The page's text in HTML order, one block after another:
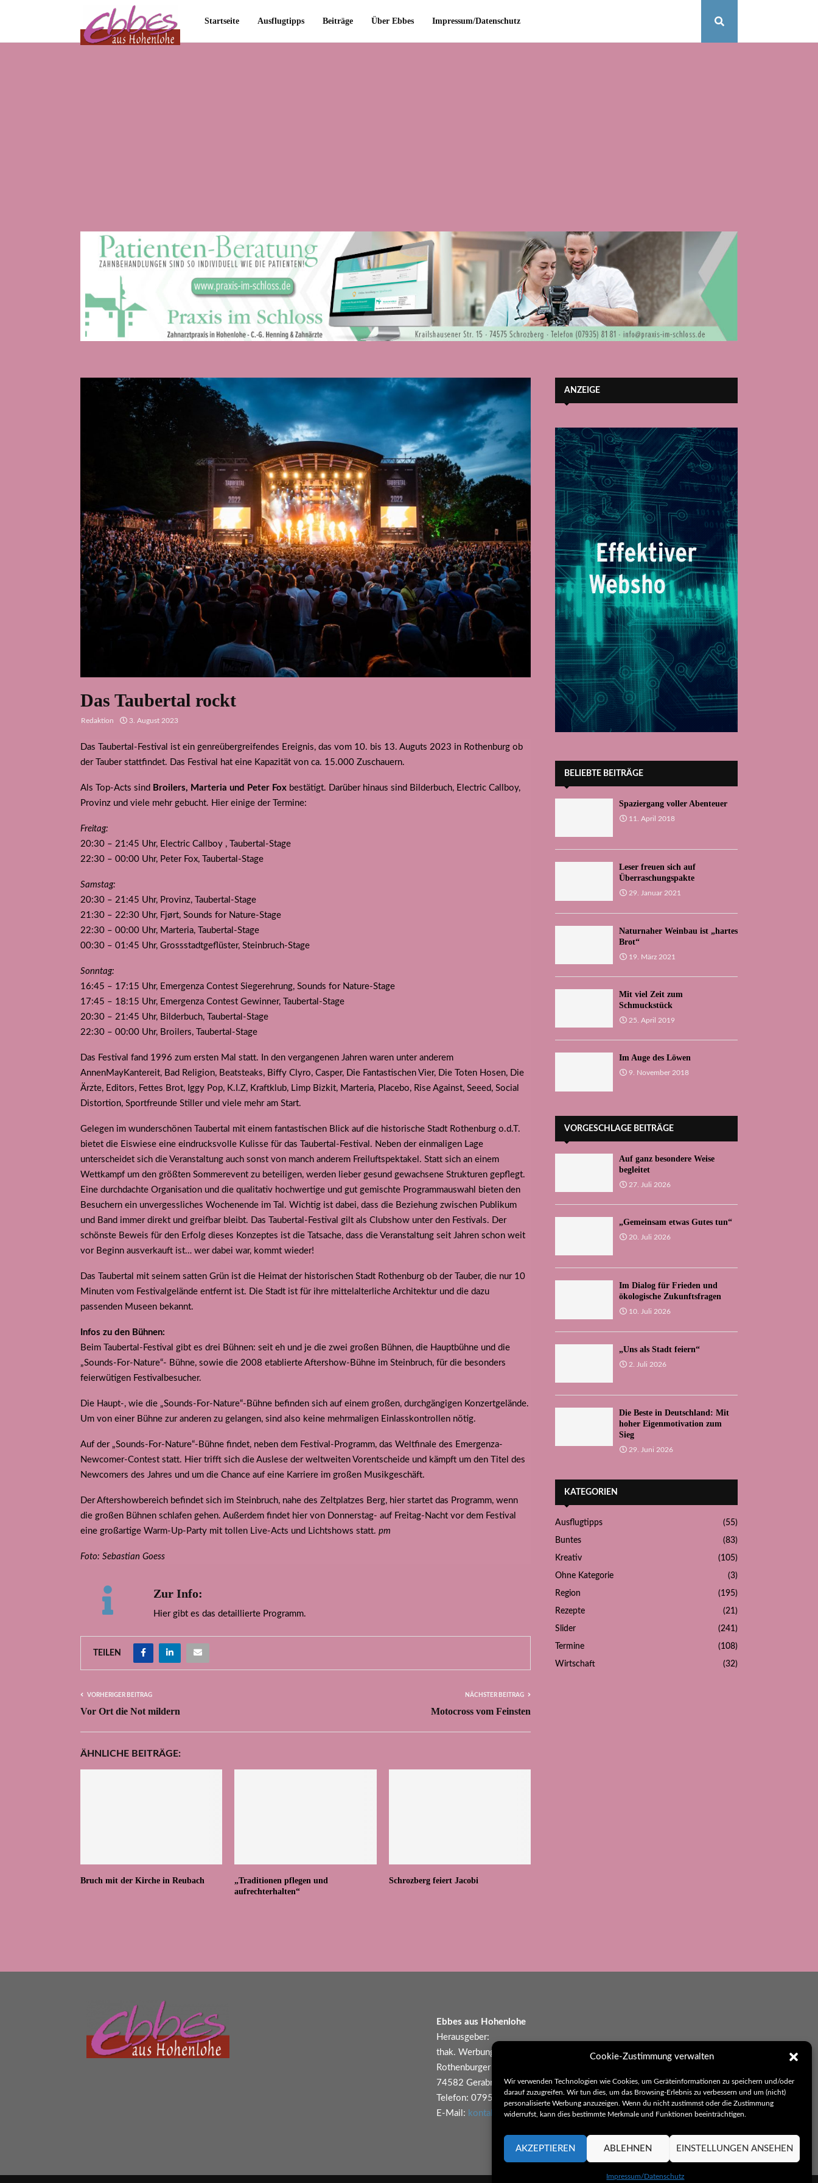
Cookie-Zustimmung verwalten
Wir verwenden Technologien wie Cookies, um Geräteinformationen zu speichern und/oder
darauf zuzugreifen. Wir tun dies, um das Browsing-Erlebnis zu verbessern und um (nicht)
personalisierte Werbung anzuzeigen. Wenn du nicht zustimmst oder die Zustimmung
widerrufst, kann dies bestimmte Merkmale und Funktionen beeinträchtigen.
AKZEPTIEREN ABLEHNEN EINSTELLUNGEN ANSEHEN
Impressum/Datenschutz
Startseite Ausflugtipps Beiträge Über Ebbes Impressum/Datenschutz
Das Taubertal rockt
Redaktion 3. August 2023
Das Taubertal-Festival ist ein genreübergreifendes Ereignis, das vom 10. bis 13. Auguts 2023 in Rothenburg ob
der Tauber stattfindet. Das Festival hat eine Kapazität von ca. 15.000 Zuschauern.
Als Top-Acts sind Broilers, Marteria und Peter Fox bestätigt. Darüber hinaus sind Bilderbuch, Electric Callboy,
Provinz und viele mehr gebucht. Hier einige der Termine:
Freitag:
20:30 – 21:45 Uhr, Electric Callboy , Taubertal-Stage
22:30 – 00:00 Uhr, Peter Fox, Taubertal-Stage
Samstag:
20:30 – 21:45 Uhr, Provinz, Taubertal-Stage
21:30 – 22:30 Uhr, Fjørt, Sounds for Nature-Stage
22:30 – 00:00 Uhr, Marteria, Taubertal-Stage
00:30 – 01:45 Uhr, Grossstadtgeflüster, Steinbruch-Stage
Sonntag:
16:45 – 17:15 Uhr, Emergenza Contest Siegerehrung, Sounds for Nature-Stage
17:45 – 18:15 Uhr, Emergenza Contest Gewinner, Taubertal-Stage
20:30 – 21:45 Uhr, Bilderbuch, Taubertal-Stage
22:30 – 00:00 Uhr, Broilers, Taubertal-Stage
Das Festival fand 1996 zum ersten Mal statt. In den vergangenen Jahren waren unter anderem
AnnenMayKantereit, Bad Religion, Beatsteaks, Biffy Clyro, Casper, Die Fantastischen Vier, Die Toten Hosen, Die
Ärzte, Editors, Fettes Brot, Iggy Pop, K.I.Z, Kraftklub, Limp Bizkit, Marteria, Placebo, Rise Against, Seeed, Social
Distortion, Sportfreunde Stiller und viele mehr am Start.
Gelegen im wunderschönen Taubertal mit einem fantastischen Blick auf die historische Stadt Rothenburg o.d.T.
bietet die Eiswiese eine eindrucksvolle Kulisse für das Taubertal-Festival. Neben der einmaligen Lage
unterscheidet sich die Veranstaltung auch sonst von manch anderem Freiluftspektakel. Statt sich an einem
Wettkampf um den größten Sommerevent zu beteiligen, werden lieber gesund gewachsene Strukturen gepflegt.
Eine durchdachte Organisation und die qualitativ hochwertige und gut gemischte Programmauswahl bieten den
Besuchern ein unvergessliches Wochenende im Tal. Wichtig ist dabei, dass die Beziehung zwischen Publikum
und Band immer direkt und greifbar bleibt. Das Taubertal-Festival gilt als Clubshow unter den Festivals. Der
schönste Beweis für den Erfolg dieses Konzeptes ist die Tatsache, dass die Veranstaltung seit Jahren schon weit
vor Beginn ausverkauft ist… wer dabei war, kommt wieder!
Das Taubertal mit seinem satten Grün ist die Heimat der historischen Stadt Rothenburg ob der Tauber, die nur 10
Minuten vom Festivalgelände entfernt ist. Die Stadt ist für ihre mittelalterliche Architektur und die dazu
passenden Museen bekannt.
Infos zu den Bühnen:
Beim Taubertal-Festival gibt es drei Bühnen: seit eh und je die zwei großen Bühnen, die Hauptbühne und die
„Sounds-For-Nature“- Bühne, sowie die 2008 etablierte Aftershow-Bühne im Steinbruch, für die besonders
feierwütigen Festivalbesucher.
Die Haupt-, wie die „Sounds-For-Nature“-Bühne befinden sich auf einem großen, durchgängigen Konzertgelände.
Um von einer Bühne zur anderen zu gelangen, sind also keine mehrmaligen Einlasskontrollen nötig.
Auf der „Sounds-For-Nature“-Bühne findet, neben dem Festival-Programm, das Weltfinale des Emergenza-
Newcomer-Contest statt. Hier trifft sich die Auslese der weltweiten Vorentscheide und kämpft um den Titel des
Newcomers des Jahres und um die Chance auf eine Karriere im großen Musikgeschäft.
Der Aftershowbereich befindet sich im Steinbruch, nahe des Zeltplatzes Berg, hier startet das Programm, wenn
die großen Bühnen schlafen gehen. Außerdem findet hier von Donnerstag- auf Freitag-Nacht vor dem Festival
eine großartige Warm-Up-Party mit tollen Live-Acts und Lichtshows statt. pm
Foto: Sebastian Goess
Zur Info:
Hier gibt es das detaillierte Programm.
TEILEN
VORHERIGER BEITRAG
Vor Ort die Not mildern
NÄCHSTER BEITRAG
Motocross vom Feinsten
ÄHNLICHE BEITRÄGE:
Bruch mit der Kirche in Reubach
„Traditionen pflegen und
aufrechterhalten“
Schrozberg feiert Jacobi
ANZEIGE
BELIEBTE BEITRÄGE
Spaziergang voller Abenteuer
11. April 2018
Leser freuen sich auf
Überraschungspakte
29. Januar 2021
Naturnaher Weinbau ist „hartes
Brot“
19. März 2021
Mit viel Zeit zum
Schmuckstück
25. April 2019
Im Auge des Löwen
9. November 2018
VORGESCHLAGE BEITRÄGE
Auf ganz besondere Weise
begleitet
27. Juli 2026
„Gemeinsam etwas Gutes tun“
20. Juli 2026
Im Dialog für Frieden und
ökologische Zukunftsfragen
10. Juli 2026
„Uns als Stadt feiern“
2. Juli 2026
Die Beste in Deutschland: Mit
hoher Eigenmotivation zum
Sieg
29. Juni 2026
KATEGORIEN
Ausflugtipps (55)
Buntes (83)
Kreativ (105)
Ohne Kategorie (3)
Region (195)
Rezepte (21)
Slider (241)
Termine (108)
Wirtschaft (32)
Ebbes aus Hohenlohe
Herausgeber:
thak. Werbung und Kommunikation
Rothenburger Str. 26
74582 Gerabronn
Telefon: 07952/6224
E-Mail: kontakt@ebbes-aus-hohenlohe.de